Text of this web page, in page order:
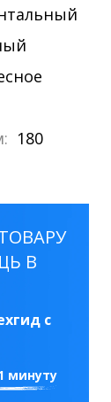
180
В
с
минуту